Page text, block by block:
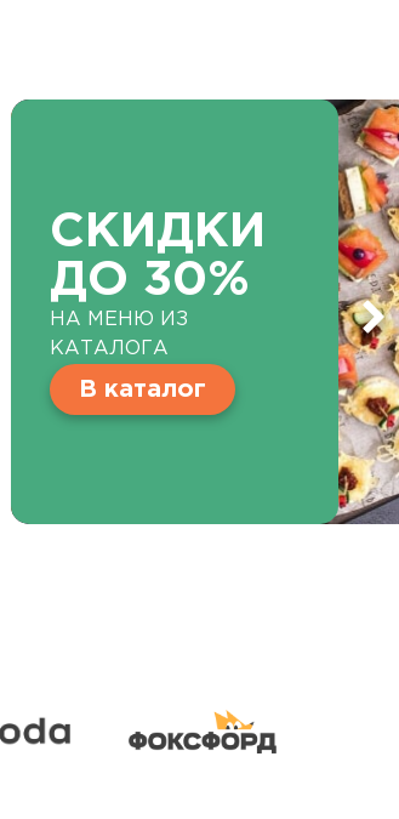
СКИДКИ
ДО 30%
НА МЕНЮ ИЗ
КАТАЛОГА
В каталог